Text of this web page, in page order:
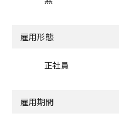
雇用形態
正社員
雇用期間